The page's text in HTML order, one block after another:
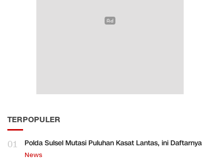
TERPOPULER
01 Polda Sulsel Mutasi Puluhan Kasat Lantas, ini Daftarnya
News